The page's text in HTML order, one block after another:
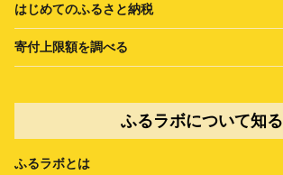
はじめてのふるさと納税
寄付上限額を調べる
ふるラボについて知る
ふるラボとは